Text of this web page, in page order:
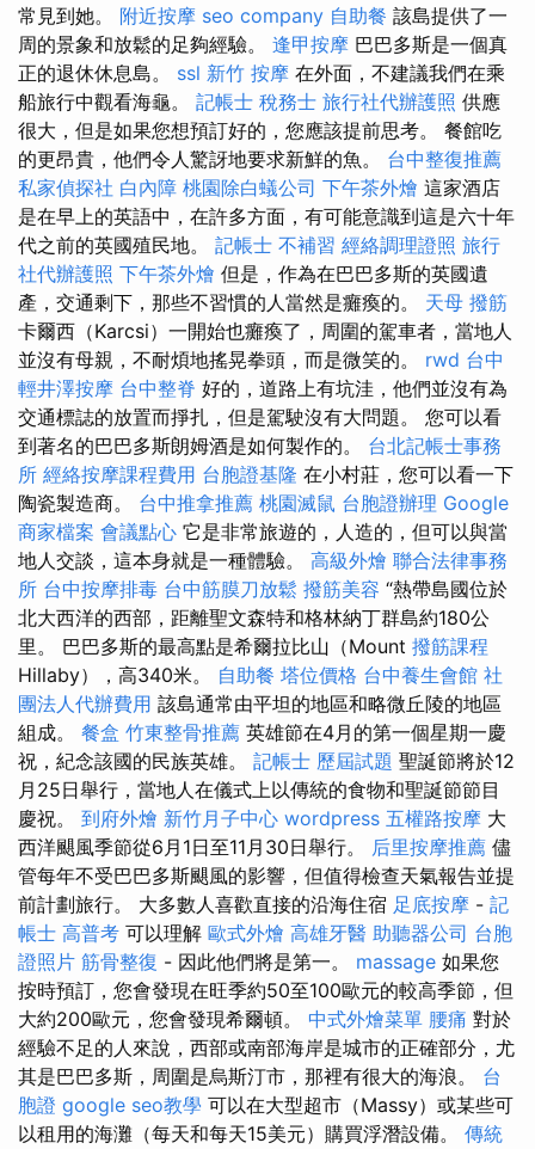
常見到她。 附近按摩 seo company 自助餐 該島提供了一
周的景象和放鬆的足夠經驗。 逢甲按摩 巴巴多斯是一個真
正的退休休息島。 ssl 新竹 按摩 在外面，不建議我們在乘
船旅行中觀看海龜。 記帳士 稅務士 旅行社代辦護照 供應
很大，但是如果您想預訂好的，您應該提前思考。 餐館吃
的更昂貴，他們令人驚訝地要求新鮮的魚。 台中整復推薦
私家偵探社 白內障 桃園除白蟻公司 下午茶外燴 這家酒店
是在早上的英語中，在許多方面，有可能意識到這是六十年
代之前的英國殖民地。 記帳士 不補習 經絡調理證照 旅行
社代辦護照 下午茶外燴 但是，作為在巴巴多斯的英國遺
產，交通剩下，那些不習慣的人當然是癱瘓的。 天母 撥筋
卡爾西（Karcsi）一開始也癱瘓了，周圍的駕車者，當地人
並沒有母親，不耐煩地搖晃拳頭，而是微笑的。 rwd 台中
輕井澤按摩 台中整脊 好的，道路上有坑洼，他們並沒有為
交通標誌的放置而掙扎，但是駕駛沒有大問題。 您可以看
到著名的巴巴多斯朗姆酒是如何製作的。 台北記帳士事務
所 經絡按摩課程費用 台胞證基隆 在小村莊，您可以看一下
陶瓷製造商。 台中推拿推薦 桃園滅鼠 台胞證辦理 Google
商家檔案 會議點心 它是非常旅遊的，人造的，但可以與當
地人交談，這本身就是一種體驗。 高級外燴 聯合法律事務
所 台中按摩排毒 台中筋膜刀放鬆 撥筋美容 “熱帶島國位於
北大西洋的西部，距離聖文森特和格林納丁群島約180公
里。 巴巴多斯的最高點是希爾拉比山（Mount 撥筋課程
Hillaby），高340米。 自助餐 塔位價格 台中養生會館 社
團法人代辦費用 該島通常由平坦的地區和略微丘陵的地區
組成。 餐盒 竹東整骨推薦 英雄節在4月的第一個星期一慶
祝，紀念該國的民族英雄。 記帳士 歷屆試題 聖誕節將於12
月25日舉行，當地人在儀式上以傳統的食物和聖誕節節目
慶祝。 到府外燴 新竹月子中心 wordpress 五權路按摩 大
西洋颶風季節從6月1日至11月30日舉行。 后里按摩推薦 儘
管每年不受巴巴多斯颶風的影響，但值得檢查天氣報告並提
前計劃旅行。 大多數人喜歡直接的沿海住宿 足底按摩 - 記
帳士 高普考 可以理解 歐式外燴 高雄牙醫 助聽器公司 台胞
證照片 筋骨整復 - 因此他們將是第一。 massage 如果您
按時預訂，您會發現在旺季約50至100歐元的較高季節，但
大約200歐元，您會發現希爾頓。 中式外燴菜單 腰痛 對於
經驗不足的人來說，西部或南部海岸是城市的正確部分，尤
其是巴巴多斯，周圍是烏斯汀市，那裡有很大的海浪。 台
胞證 google seo教學 可以在大型超市（Massy）或某些可
以租用的海灘（每天和每天15美元）購買浮潛設備。 傳統